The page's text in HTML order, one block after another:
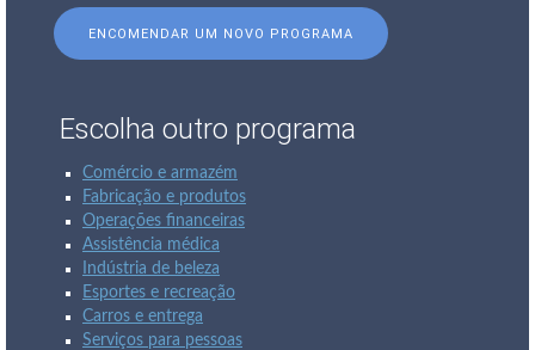
ENCOMENDAR UM NOVO PROGRAMA
Escolha outro programa
Comércio e armazém
Fabricação e produtos
Operações financeiras
Assistência médica
Indústria de beleza
Esportes e recreação
Carros e entrega
Serviços para pessoas